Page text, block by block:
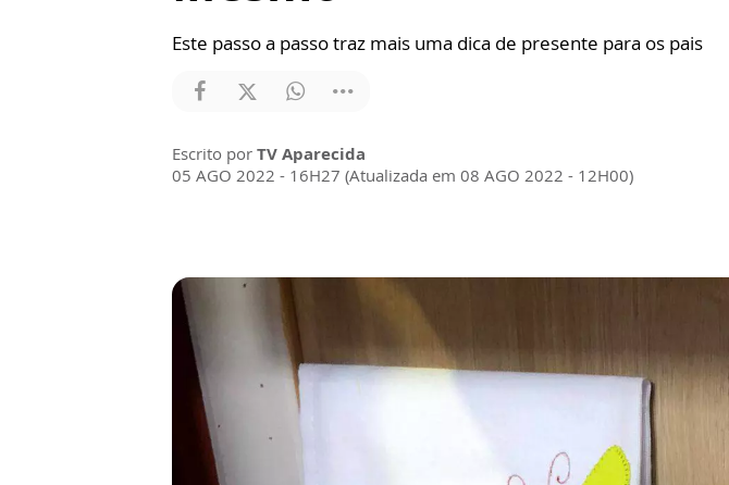
Este passo a passo traz mais uma dica de presente para os pais
Escrito por TV Aparecida
05 AGO 2022 - 16H27 (Atualizada em 08 AGO 2022 - 12H00)